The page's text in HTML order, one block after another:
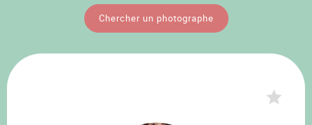
Chercher un photographe